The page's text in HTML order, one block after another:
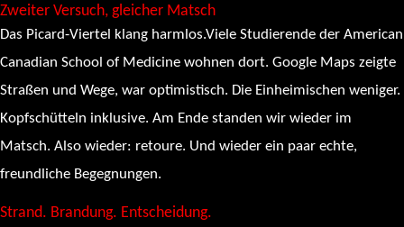
Zweiter Versuch, gleicher Matsch
Das Picard-Viertel klang harmlos.Viele Studierende der American
Canadian School of Medicine wohnen dort. Google Maps zeigte
Straßen und Wege, war optimistisch. Die Einheimischen weniger.
Kopfschütteln inklusive. Am Ende standen wir wieder im
Matsch. Also wieder: retoure. Und wieder ein paar echte,
freundliche Begegnungen.
Strand. Brandung. Entscheidung.